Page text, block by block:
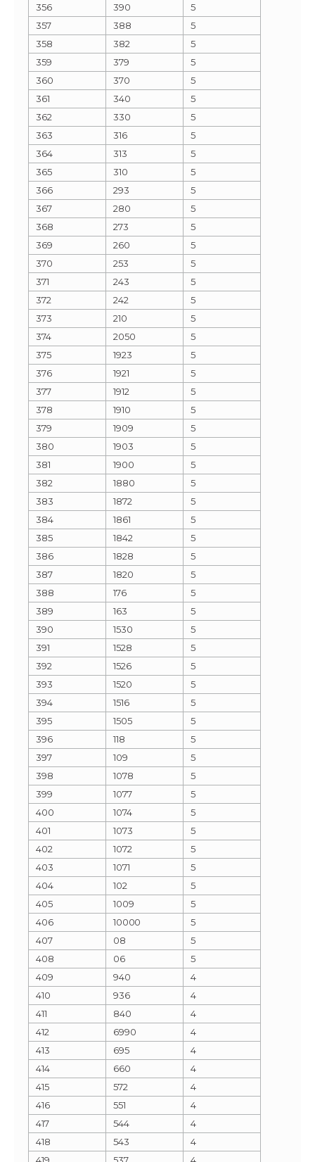
356
390
5
357
388
5
358
382
5
359
379
5
360
370
5
361
340
5
362
330
5
363
316
5
364
313
5
365
310
5
366
293
5
367
280
5
368
273
5
369
260
5
370
253
5
371
243
5
372
242
5
373
210
5
374
2050
5
375
1923
5
376
1921
5
377
1912
5
378
1910
5
379
1909
5
380
1903
5
381
1900
5
382
1880
5
383
1872
5
384
1861
5
385
1842
5
386
1828
5
387
1820
5
388
176
5
389
163
5
390
1530
5
391
1528
5
392
1526
5
393
1520
5
394
1516
5
395
1505
5
396
118
5
397
109
5
398
1078
5
399
1077
5
400
1074
5
401
1073
5
402
1072
5
403
1071
5
404
102
5
405
1009
5
406
10000
5
407
08
5
408
06
5
409
940
4
410
936
4
411
840
4
412
6990
4
413
695
4
414
660
4
415
572
4
416
551
4
417
544
4
418
543
4
419
537 4